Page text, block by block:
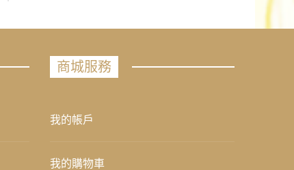
商城服務
我的帳戶
我的購物車